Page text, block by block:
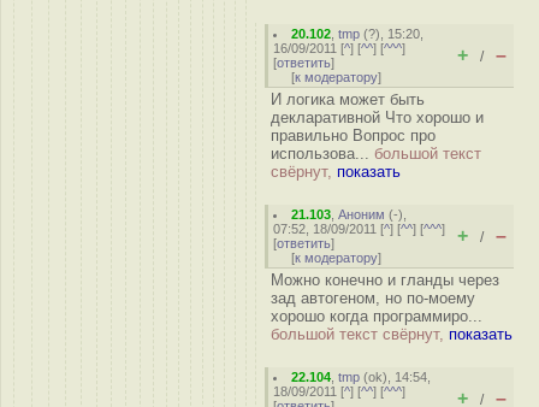
20.102 ,tmp (?), 15:20,
16/09/2011 [^] [^^] [^^^]
[ответить]
[к модератору]
+ / –
И логика может быть
декларативной Что хорошо и
правильно Вопрос про
использова... большой текст
свёрнут, показать
21.103 ,Аноним (-),
07:52, 18/09/2011 [^] [^^] [^^^]
[ответить]
[к модератору]
+ / –
Можно конечно и гланды через
зад автогеном, но по-моему
хорошо когда программиро...
большой текст свёрнут, показать
22.104 ,tmp (ok), 14:54,
18/09/2011 [^] [^^] [^^^]
+ / –